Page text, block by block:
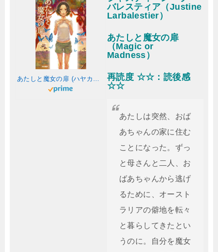
あたしと魔女の扉 (ハヤカワ文庫 FT ラ 3-1)
バレスティア（Justine
Larbalestier）
あたしと魔女の扉
（Magic or
Madness）
再読度 ☆☆：読後感
☆☆
あたしは突然、おば
あちゃんの家に住む
ことになった。ずっ
と母さんと二人、お
ばあちゃんから逃げ
るために、オースト
ラリアの僻地を転々
と暮らしてきたとい
うのに。自分を魔女